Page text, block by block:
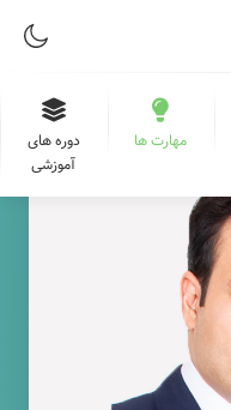
مهارت ها
دوره های
آموزشی